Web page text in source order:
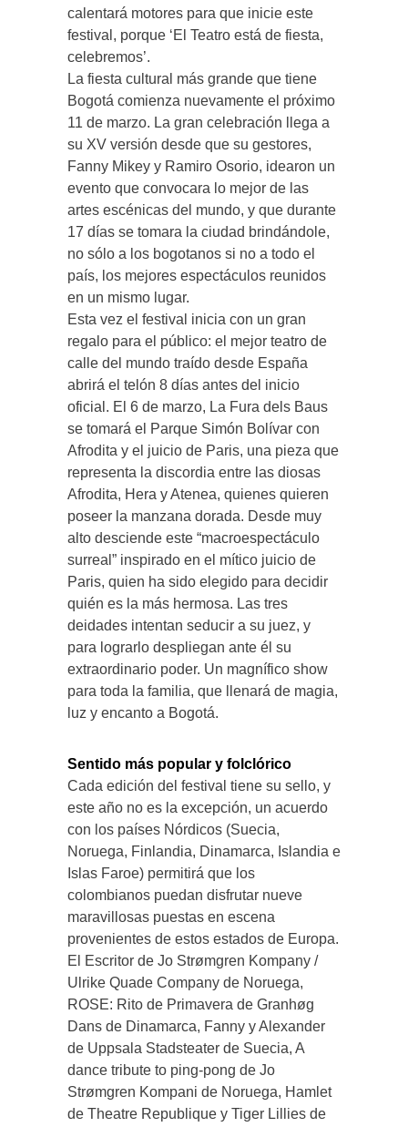
calentará motores para que inicie este
festival, porque ‘El Teatro está de fiesta,
celebremos’.
La fiesta cultural más grande que tiene
Bogotá comienza nuevamente el próximo
11 de marzo. La gran celebración llega a
su XV versión desde que su gestores,
Fanny Mikey y Ramiro Osorio, idearon un
evento que convocara lo mejor de las
artes escénicas del mundo, y que durante
17 días se tomara la ciudad brindándole,
no sólo a los bogotanos si no a todo el
país, los mejores espectáculos reunidos
en un mismo lugar.
Esta vez el festival inicia con un gran
regalo para el público: el mejor teatro de
calle del mundo traído desde España
abrirá el telón 8 días antes del inicio
oficial. El 6 de marzo, La Fura dels Baus
se tomará el Parque Simón Bolívar con
Afrodita y el juicio de Paris, una pieza que
representa la discordia entre las diosas
Afrodita, Hera y Atenea, quienes quieren
poseer la manzana dorada. Desde muy
alto desciende este “macroespectáculo
surreal” inspirado en el mítico juicio de
Paris, quien ha sido elegido para decidir
quién es la más hermosa. Las tres
deidades intentan seducir a su juez, y
para lograrlo despliegan ante él su
extraordinario poder. Un magnífico show
para toda la familia, que llenará de magia,
luz y encanto a Bogotá.
Sentido más popular y folclórico
Cada edición del festival tiene su sello, y
este año no es la excepción, un acuerdo
con los países Nórdicos (Suecia,
Noruega, Finlandia, Dinamarca, Islandia e
Islas Faroe) permitirá que los
colombianos puedan disfrutar nueve
maravillosas puestas en escena
provenientes de estos estados de Europa.
El Escritor de Jo Strømgren Kompany /
Ulrike Quade Company de Noruega,
ROSE: Rito de Primavera de Granhøg
Dans de Dinamarca, Fanny y Alexander
de Uppsala Stadsteater de Suecia, A
dance tribute to ping-pong de Jo
Strømgren Kompani de Noruega, Hamlet
de Theatre Republique y Tiger Lillies de